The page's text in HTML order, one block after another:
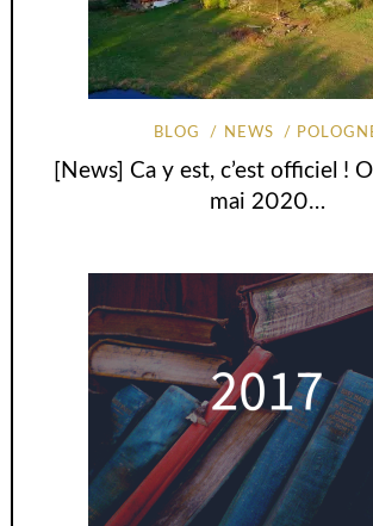
BLOG NEWS
[News] Ca y est, c’est officiel !
mai 2020…